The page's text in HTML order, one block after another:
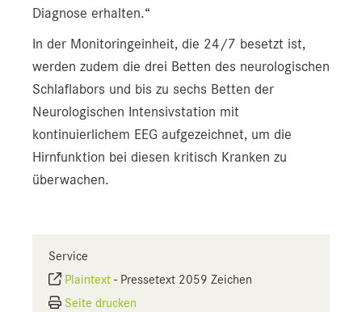
Diagnose erhalten.“
In der Monitoringeinheit, die 24/7 besetzt ist,
werden zudem die drei Betten des neurologischen
Schlaflabors und bis zu sechs Betten der
Neurologischen Intensivstation mit
kontinuierlichem EEG aufgezeichnet, um die
Hirnfunktion bei diesen kritisch Kranken zu
überwachen.
Service
Plaintext - Pressetext 2059 Zeichen
Seite drucken